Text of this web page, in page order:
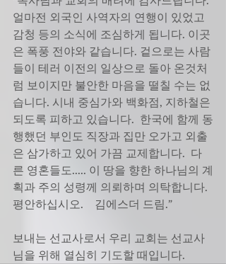
얼마전 외국인 사역자의 연행이 있었고
감청 등의 소식에 조심하게 됩니다. 이곳
은 폭풍 전야와 같습니다. 겉으로는 사람
들이 테러 이전의 일상으로 돌아 온것처
럼 보이지만 불안한 마음을 떨칠 수는 없
습니다. 시내 중심가와 백화점, 지하철은
되도록 피하고 있습니다.  한국에 함께 동
행했던 부인도 직장과 집만 오가고 외출
은 삼가하고 있어 가끔 교제합니다.  다
른 영혼들도..... 이 땅을 향한 하나님의 계
획과 주의 성령께 의뢰하며 의탁합니다.
평안하십시오.    김에스더 드림.”
보내는 선교사로서 우리 교회는 선교사
님을 위해 열심히 기도할 때입니다.